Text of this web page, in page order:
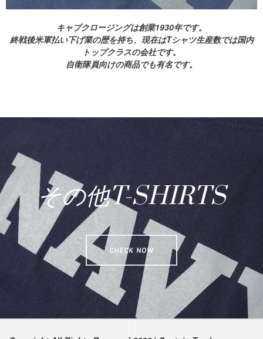
キャブクロージングは創業1930年です。
終戦後米軍払い下げ業の歴を持ち、現在はTシャツ生産数では国内
トップクラスの会社です。
自衛隊員向けの商品でも有名です。
その他T-SHIRTS
CHECK NOW